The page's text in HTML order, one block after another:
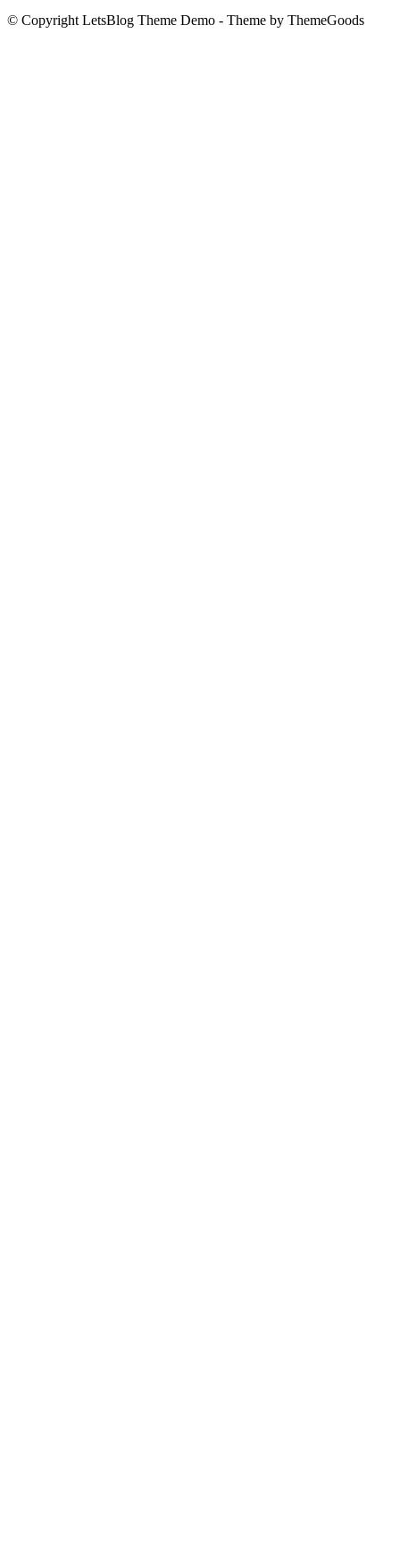
© Copyright LetsBlog Theme Demo - Theme by ThemeGoods